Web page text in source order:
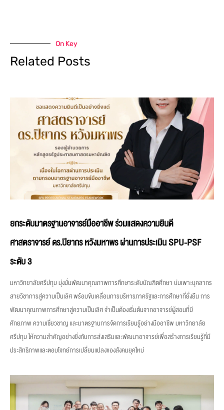
On Key
Related Posts
ยกระดับมาตรฐานอาจารย์มืออาชีพ ร่วมแสดงความยินดี
ศาสตราจารย์ ดร.ปิยากร หวังมหาพร ผ่านการประเมิน SPU-PSF
ระดับ 3
มหาวิทยาลัยศรีปทุม มุ่งมั่นพัฒนาคุณภาพการศึกษาระดับบัณฑิตศึกษา บ่มเพาะบุคลากร
สายวิชาการสู่ความเป็นเลิศ พร้อมขับเคลื่อนการบริหารภาครัฐและการศึกษาที่ยั่งยืน การ
พัฒนาคุณภาพการศึกษาสู่ความเป็นเลิศ จำเป็นต้องเริ่มต้นจากอาจารย์ผู้สอนที่มี
ศักยภาพ ความเชี่ยวชาญ และมาตรฐานการจัดการเรียนรู้อย่างมืออาชีพ มหาวิทยาลัย
ศรีปทุม ให้ความสำคัญอย่างยิ่งกับการส่งเสริมและพัฒนาอาจารย์เพื่อสร้างการเรียนรู้ที่มี
ประสิทธิภาพและตอบโจทย์การเปลี่ยนแปลงของสังคมยุคใหม่